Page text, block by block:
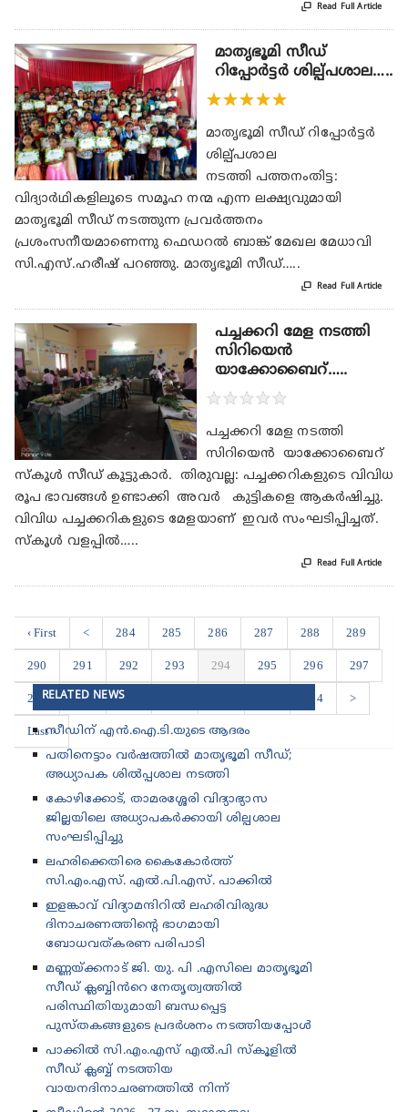
 Read Full Article
മാതൃഭൂമി സീഡ്
റിപ്പോർട്ടർ ശില്പ്പശാല…..
★★★★★
മാതൃഭൂമി സീഡ് റിപ്പോർട്ടർ
ശില്പ്പശാല
നടത്തി പത്തനംതിട്ട:
വിദ്യാർഥികളിലൂടെ സമൂഹ നന്മ എന്ന ലക്ഷ്യവുമായി
മാതൃഭൂമി സീഡ് നടത്തുന്ന പ്രവർത്തനം
പ്രശംസനീയമാണെന്നു ഫെഡറൽ ബാങ്ക് മേഖല മേധാവി
സി.എസ്.ഹരീഷ് പറഞ്ഞു. മാതൃഭൂമി സീഡ്…..
 Read Full Article
പച്ചക്കറി മേള നടത്തി
സിറിയെൻ
യാക്കോബൈറ്…..
★★★★★
പച്ചക്കറി മേള നടത്തി
സിറിയെൻ യാക്കോബൈറ്
സ്കൂൾ സീഡ് കൂട്ടുകാർ. തിരുവല്ല: പച്ചക്കറികളുടെ വിവിധ
രൂപ ഭാവങ്ങൾ ഉണ്ടാക്കി അവർ കുട്ടികളെ ആകർഷിച്ചു.
വിവിധ പച്ചക്കറികളുടെ മേളയാണ് ഇവർ സംഘടിപ്പിച്ചത്.
സ്കൂൾ വളപ്പിൽ…..
 Read Full Article
‹ First < 284 285 286 287 288 289
290 291 292 293 294 295 296 297
298 299 300 304 >
Last ›
RELATED NEWS
സീഡിന് എൻ.ഐ.ടി.യുടെ ആദരം
പതിനെട്ടാം വർഷത്തിൽ മാതൃഭൂമി സീഡ്;
അധ്യാപക ശിൽപ്പശാല നടത്തി
കോഴിക്കോട്, താമരശ്ശേരി വിദ്യാഭ്യാസ
ജില്ലയിലെ അധ്യാപകർക്കായി ശില്പശാല
സംഘടിപ്പിച്ചു
ലഹരിക്കെതിരെ കൈകോർത്ത്
സി.എം.എസ്. എൽ.പി.എസ്. പാക്കിൽ
ഇളങ്കാവ് വിദ്യാമന്ദിറിൽ ലഹരിവിരുദ്ധ
ദിനാചരണത്തിന്റെ ഭാഗമായി
ബോധവത്കരണ പരിപാടി
മണ്ണയ്ക്കനാട് ജി. യു. പി .എസിലെ മാതൃഭൂമി
സീഡ് ക്ലബ്ബിൻറെ നേതൃത്വത്തിൽ
പരിസ്ഥിതിയുമായി ബന്ധപ്പെട്ട
പുസ്തകങ്ങളുടെ പ്രദർശനം നടത്തിയപ്പോൾ
പാക്കിൽ സി.എം.എസ് എൽ.പി സ്കൂളിൽ
സീഡ് ക്ലബ്ബ് നടത്തിയ
വായനദിനാചരണത്തിൽ നിന്ന്